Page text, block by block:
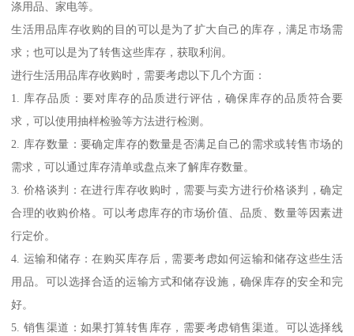
涤用品、家电等。
生活用品库存收购的目的可以是为了扩大自己的库存，满足市场需
求；也可以是为了转售这些库存，获取利润。
进行生活用品库存收购时，需要考虑以下几个方面：
1. 库存品质：要对库存的品质进行评估，确保库存的品质符合要
求，可以使用抽样检验等方法进行检测。
2. 库存数量：要确定库存的数量是否满足自己的需求或转售市场的
需求，可以通过库存清单或盘点来了解库存数量。
3. 价格谈判：在进行库存收购时，需要与卖方进行价格谈判，确定
合理的收购价格。可以考虑库存的市场价值、品质、数量等因素进
行定价。
4. 运输和储存：在购买库存后，需要考虑如何运输和储存这些生活
用品。可以选择合适的运输方式和储存设施，确保库存的安全和完
好。
5. 销售渠道：如果打算转售库存，需要考虑销售渠道。可以选择线